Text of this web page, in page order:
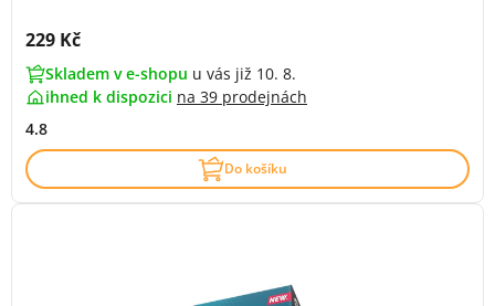
Cena s DPH:
229 Kč
Skladem v e-shopu u vás již 10. 8.
ihned k dispozici na 39 prodejnách
4.8
Do košíku